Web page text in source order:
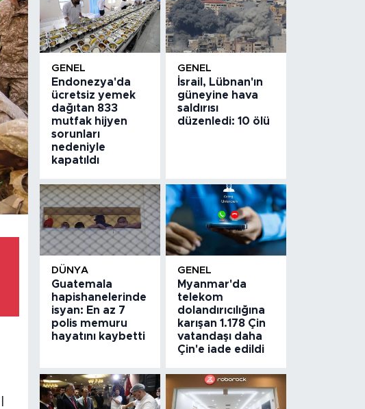
GENEL
Endonezya'da
ücretsiz yemek
dağıtan 833
mutfak hijyen
sorunları
nedeniyle
kapatıldı
GENEL
İsrail, Lübnan'ın
güneyine hava
saldırısı
düzenledi: 10 ölü
DÜNYA
Guatemala
hapishanelerinde
isyan: En az 7
polis memuru
hayatını kaybetti
GENEL
Myanmar'da
telekom
dolandırıcılığına
karışan 1.178 Çin
vatandaşı daha
Çin'e iade edildi